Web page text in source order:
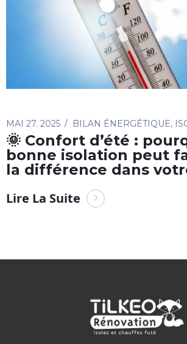
MAI 27. 2025 BILAN ÉNERGÉTIQUE,
🌞 Confort d’été :
bonne isolation peut
la différence dans
Lire La Suite